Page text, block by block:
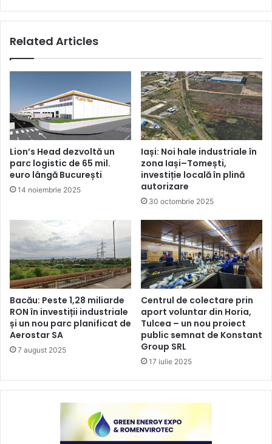
Related Articles
Lion’s Head dezvoltă un
parc logistic de 65 mil.
euro lângă București
14 noiembrie 2025
Iași: Noi hale industriale în
zona Iași–Tomești,
investiție locală în plină
autorizare
30 octombrie 2025
Bacău: Peste 1,28 miliarde
RON în investiții industriale
și un nou parc planificat de
Aerostar SA
7 august 2025
Centrul de colectare prin
aport voluntar din Horia,
Tulcea – un nou proiect
public semnat de Konstant
Group SRL
17 iulie 2025